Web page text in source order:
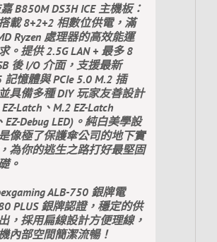
B850M DS3H ICE 主機板：
載 8+2+2 相數位供電，滿
Ryzen 處理器的高效能運
。提供 2.5G LAN + 最多 8
後 I/O 介面，支援最新
記憶體與 PCIe 5.0 M.2 插
具備多種 DIY 玩家友善設計
EZ-Latch、M.2 EZ-Latch
EZ-Debug LED)。純白美學設
像極了保護傘公司的地下實
為你的逃生之路打好最堅固
。
ALB-750 銀牌電
PLUS 銀牌認證，穩定的供
，採用扁線設計方便理線，
內部空間簡潔流暢！